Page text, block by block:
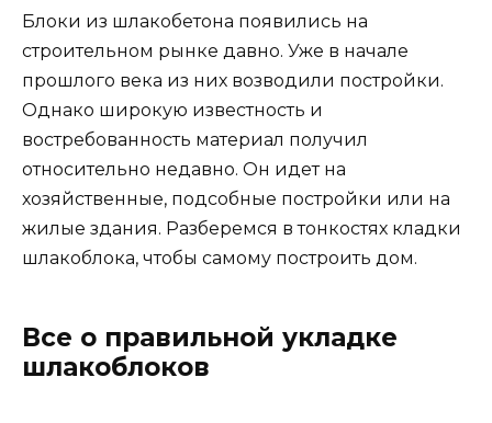
Блоки из шлакобетона появились на
строительном рынке давно. Уже в начале
прошлого века из них возводили постройки.
Однако широкую известность и
востребованность материал получил
относительно недавно. Он идет на
хозяйственные, подсобные постройки или на
жилые здания. Разберемся в тонкостях кладки
шлакоблока, чтобы самому построить дом.
Все о правильной укладке
шлакоблоков